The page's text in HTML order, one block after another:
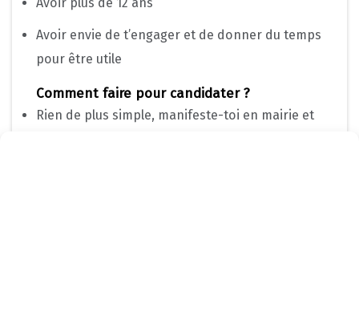
Avoir envie de t’engager et de donner du temps
pour être utile
Comment faire pour candidater ?
Rien de plus simple, manifeste-toi en mairie et